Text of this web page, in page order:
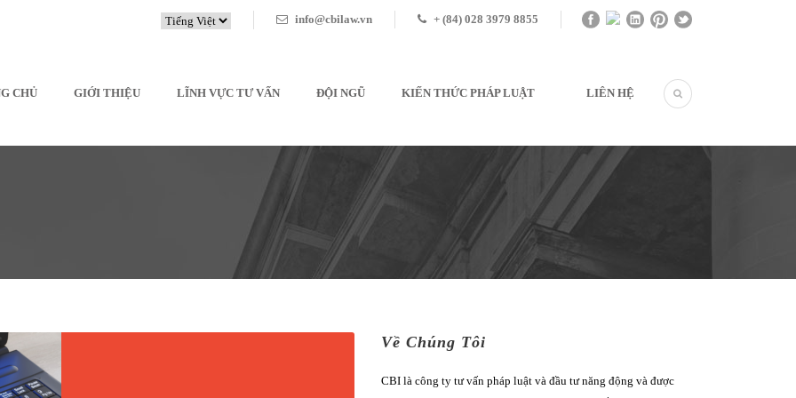
info@cbilaw.vn + (84) 028 3979 8855
CHỦ GIỚI THIỆU LĨNH VỰC TƯ VẤN ĐỘI NGŨ KIẾN THỨC PHÁP LUẬT LIÊN HỆ
Về Chúng Tôi
CBI là công ty tư vấn pháp luật và đầu tư năng động và được